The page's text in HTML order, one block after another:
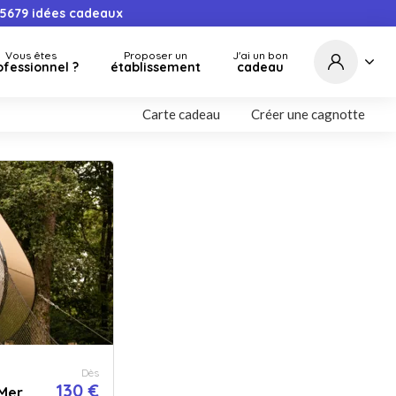
5679 idées cadeaux
Vous êtes
?
Proposer un
établissement
J'ai un bon
cadeau
Carte cadeau Créer une cagnotte
Dès
130 €